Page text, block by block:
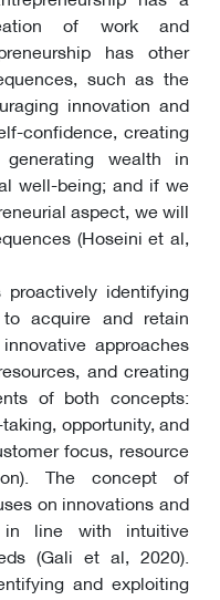
of work and
has other
such as the
innovation and
confidence, creating
wealth in
well-being; and if we
aspect, we will
(Hoseini et al,
identifying
acquire and retain
approaches
and creating
of both concepts:
opportunity, and
focus, resource
The concept of
on innovations and
line with intuitive
(Gali et al, 2020).
and exploiting